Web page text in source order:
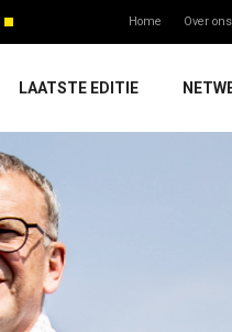
Home Over ons
LAATSTE EDITIE